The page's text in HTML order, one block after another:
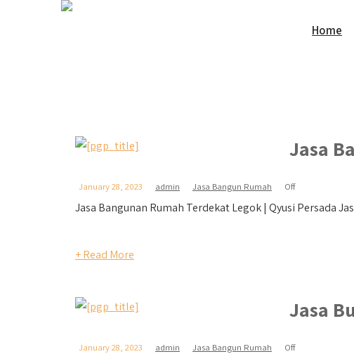
Home
Jasa
January 28, 2023 admin Jasa Bangun Rumah Off
Jasa Bangunan Rumah Terdekat Legok | Qyusi Persada
+ Read More
Jasa
January 28, 2023 admin Jasa Bangun Rumah Off